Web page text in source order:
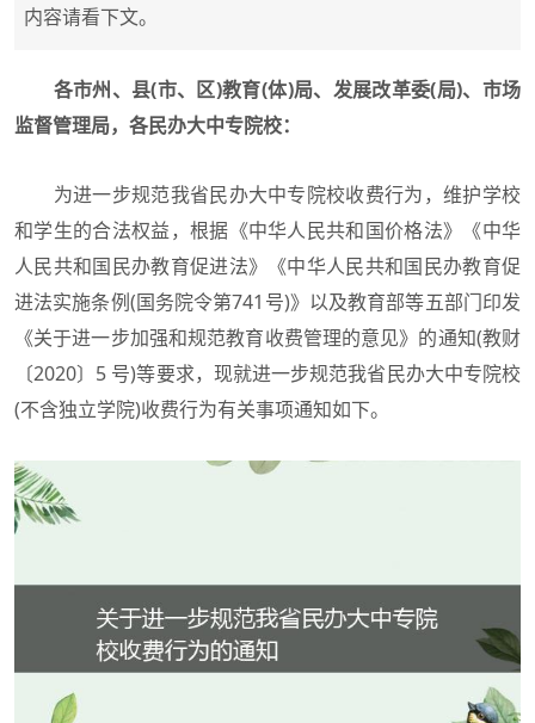
内容请看下文。
各市州、县(市、区)教育(体)局、发展改革委(局)、市场
监督管理局，各民办大中专院校：
为进一步规范我省民办大中专院校收费行为，维护学校
和学生的合法权益，根据《中华人民共和国价格法》《中华
人民共和国民办教育促进法》《中华人民共和国民办教育促
进法实施条例(国务院令第741号)》以及教育部等五部门印发
《关于进一步加强和规范教育收费管理的意见》的通知(教财
〔2020〕5 号)等要求，现就进一步规范我省民办大中专院校
(不含独立学院)收费行为有关事项通知如下。